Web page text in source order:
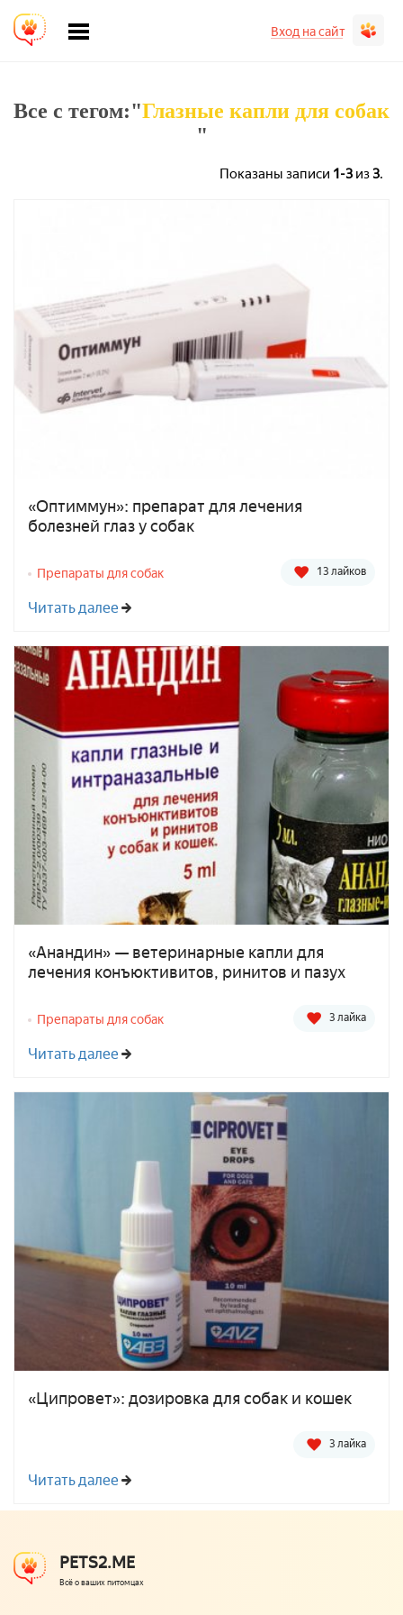
Вход на сайт
Все с тегом:"Глазные капли для собак
"
Показаны записи 1-3из3.
«Оптиммун»: препарат для лечения
болезней глаз у собак
Препараты для собак 13 лайков
Читать далее
«Анандин» — ветеринарные капли для
лечения конъюктивитов, ринитов и пазух
Препараты для собак 3 лайка
Читать далее
«Ципровет»: дозировка для собак и кошек
3 лайка
Читать далее
PETS2.ME
Всё о ваших питомцах